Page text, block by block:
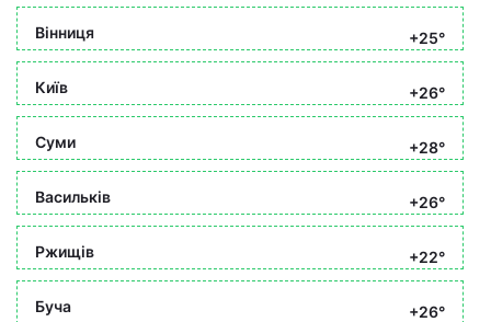
Вінниця +25°
Київ +26°
Суми +28°
Васильків +26°
Ржищів +22°
Буча
+26°